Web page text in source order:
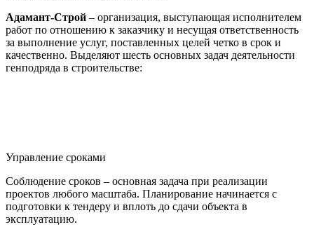
Адамант-Строй – организация, выступающая исполнителем
работ по отношению к заказчику и несущая ответственность
за выполнение услуг, поставленных целей четко в срок и
качественно. Выделяют шесть основных задач деятельности
генподряда в строительстве:
Управление сроками
Соблюдение сроков – основная задача при реализации
проектов любого масштаба. Планирование начинается с
подготовки к тендеру и вплоть до сдачи объекта в
эксплуатацию.